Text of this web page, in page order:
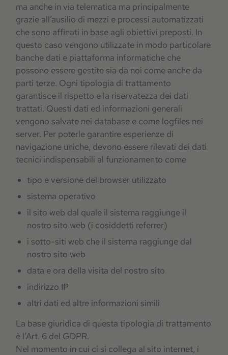
ma anche in via telematica ma principalmente
grazie all’ausilio di mezzi e processi automatizzati
che sono affinati in base agli obiettivi preposti. In
questo caso vengono utilizzate in modo particolare
banche dati e piattaforma informatiche che
possono essere gestite sia da noi come anche da
parti terze. Ogni tipologia di trattamento
garantisce il rispetto e la riservatezza dei dati
trattati. Questi dati ed informazioni generali
vengono salvate nei database e come logfiles nei
server. Per poterle garantire esperienze di
navigazione uniche, devono essere rilevati dei dati
tecnici indispensabili al funzionamento come
tipo e versione del browser utilizzato
sistema operativo
il sito web dal quale il sistema raggiunge il
nostro sito web (i cosiddetti referrer)
i sotto-siti web che il sistema raggiunge dal
nostro sito web
data e ora della visita del nostro sito
indirizzo IP
altri dati ed altre informazioni simili
La base giuridica di questa tipologia di trattamento
è l’Art. 6 del GDPR.
Nel momento in cui ci si collega al sito internet, i